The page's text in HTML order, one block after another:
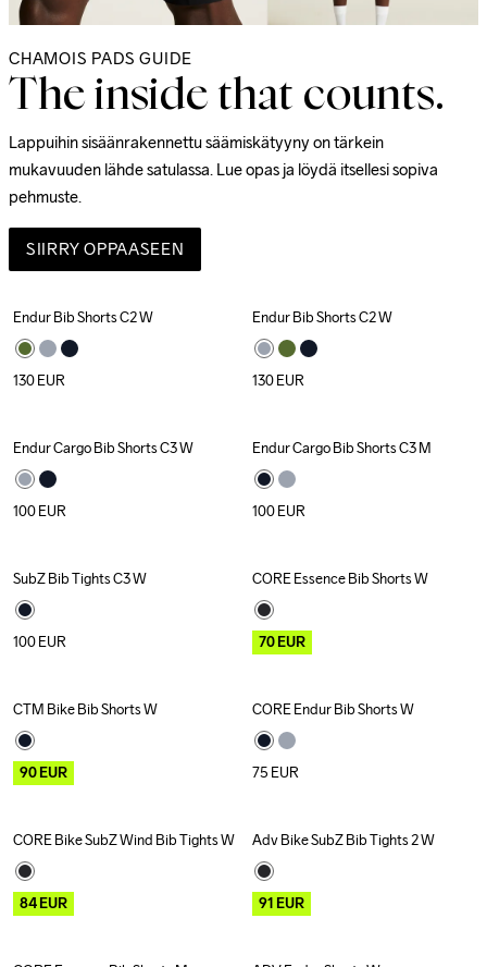
CHAMOIS PADS GUIDE
The inside that counts.
Lappuihin sisäänrakennettu säämiskätyyny on tärkein
mukavuuden lähde satulassa. Lue opas ja löydä itsellesi sopiva
pehmuste.
SIIRRY OPPAASEEN
Endur Bib Shorts C2 W
130EUR
Endur Bib Shorts C2 W
130EUR
Endur Cargo Bib Shorts C3 W
100EUR
Endur Cargo Bib Shorts C3 M
100EUR
New
SubZ Bib Tights C3 W
100EUR
Outlet Recycled
CORE Essence Bib Shorts W
70EUR
Outlet
CTM Bike Bib Shorts W
90EUR
CORE Endur Bib Shorts W
75 EUR
Outlet Recycled
CORE Bike SubZ Wind Bib Tights W
84EUR
Outlet
Adv Bike SubZ Bib Tights 2 W
91 EUR